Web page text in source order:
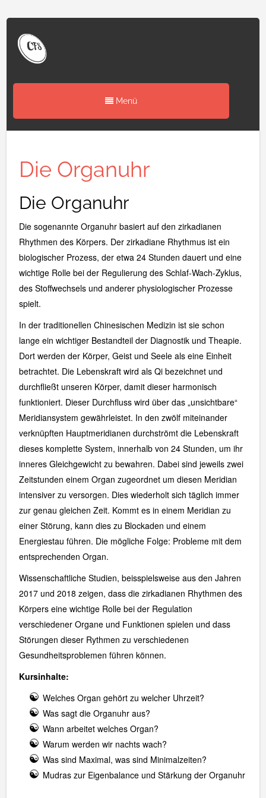
Menü
Die Organuhr
Die Organuhr
Die sogenannte Organuhr basiert auf den zirkadianen
Rhythmen des Körpers. Der zirkadiane Rhythmus ist ein
biologischer Prozess, der etwa 24 Stunden dauert und eine
wichtige Rolle bei der Regulierung des Schlaf-Wach-Zyklus,
des Stoffwechsels und anderer physiologischer Prozesse
spielt.
In der traditionellen Chinesischen Medizin ist sie schon
lange ein wichtiger Bestandteil der Diagnostik und Theapie.
Dort werden der Körper, Geist und Seele als eine Einheit
betrachtet. Die Lebenskraft wird als Qi bezeichnet und
durchfließt unseren Körper, damit dieser harmonisch
funktioniert. Dieser Durchfluss wird über das „unsichtbare“
Meridiansystem gewährleistet. In den zwölf miteinander
verknüpften Hauptmeridianen durchströmt die Lebenskraft
dieses komplette System, innerhalb von 24 Stunden, um ihr
inneres Gleichgewicht zu bewahren. Dabei sind jeweils zwei
Zeitstunden einem Organ zugeordnet um diesen Meridian
intensiver zu versorgen. Dies wiederholt sich täglich immer
zur genau gleichen Zeit. Kommt es in einem Meridian zu
einer Störung, kann dies zu Blockaden und einem
Energiestau führen. Die mögliche Folge: Probleme mit dem
entsprechenden Organ.
Wissenschaftliche Studien, beisspielsweise aus den Jahren
2017 und 2018 zeigen, dass die zirkadianen Rhythmen des
Körpers eine wichtige Rolle bei der Regulation
verschiedener Organe und Funktionen spielen und dass
Störungen dieser Rythmen zu verschiedenen
Gesundheitsproblemen führen können.
Kursinhalte:
Welches Organ gehört zu welcher Uhrzeit?
Was sagt die Organuhr aus?
Wann arbeitet welches Organ?
Warum werden wir nachts wach?
Was sind Maximal, was sind Minimalzeiten?
Mudras zur Eigenbalance und Stärkung der Organuhr